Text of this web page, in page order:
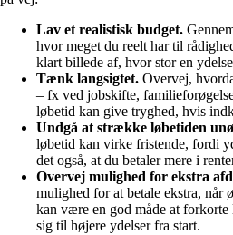
Lav et realistisk budget.
hvor meget du reelt har til
klart billede af, hvor stor en
Tænk langsigtet. Overvej,
– fx ved jobskifte,
løbetid kan give tryghed, hvis
Undgå at strække løbetiden
løbetid kan virke fristende, fordi
det også, at du betaler mere i
Overvej mulighed for ekstra
mulighed for at betale ekstra, når
kan være en god måde at
sig til højere ydelser fra start.